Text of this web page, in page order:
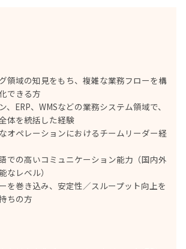
領域の知見をもち、複雑な業務フローを構
できる方
、ERP、WMSなどの業務システム領域で、
体を統括した経験
オペレーションにおけるチームリーダー経
での高いコミュニケーション能力（国内外
なレベル）
を巻き込み、安定性／スループット向上を
ちの方